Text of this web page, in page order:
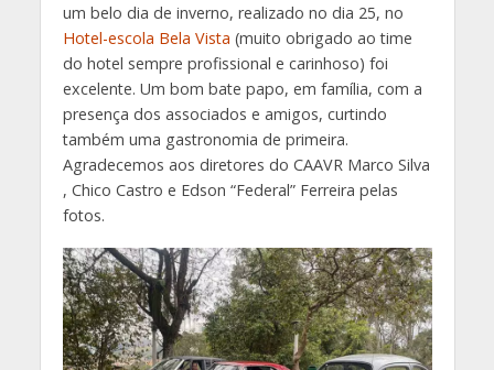
um belo dia de inverno, realizado no dia 25, no
Hotel-escola Bela Vista (muito obrigado ao time
do hotel sempre profissional e carinhoso) foi
excelente. Um bom bate papo, em família, com a
presença dos associados e amigos, curtindo
também uma gastronomia de primeira.
Agradecemos aos diretores do CAAVR Marco Silva
, Chico Castro e Edson “Federal” Ferreira pelas
fotos.